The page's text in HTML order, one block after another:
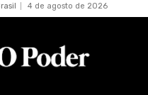
4 de agosto de 2026